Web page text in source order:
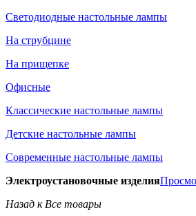
Светодиодные настольные лампы
На струбцине
На прищепке
Офисные
Классические настольные лампы
Детские настольные лампы
Современные настольные лампы
Электроустановочные изделия
Назад к Все товары